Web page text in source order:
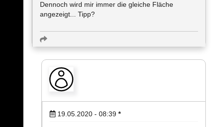
Dennoch wird mir immer die gleiche Fläche
angezeigt... Tipp?
19.05.2020 - 08:39 *